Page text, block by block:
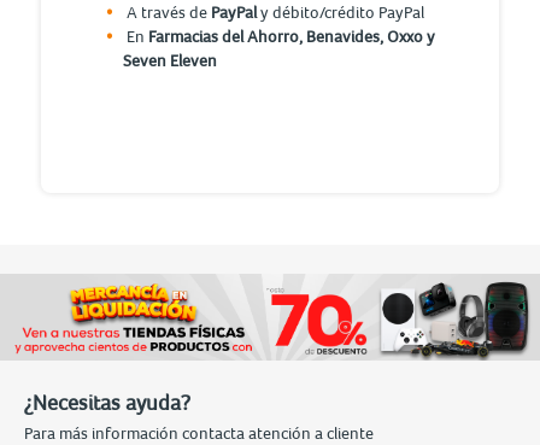
A través de PayPaly débito/crédito PayPal
En Farmacias del Ahorro, Benavides, Oxxo y
Seven Eleven
¿Necesitas ayuda?
Para más información contacta atención a cliente